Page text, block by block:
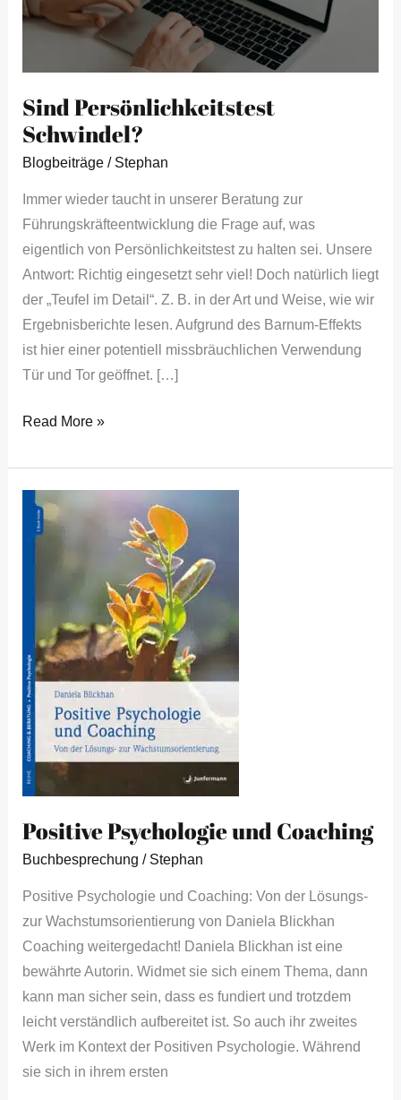
Sind Persönlichkeitstest
Schwindel?
Blogbeiträge/ Stephan
Immer wieder taucht in unserer Beratung zur
Führungskräfteentwicklung die Frage auf, was
eigentlich von Persönlichkeitstest zu halten sei. Unsere
Antwort: Richtig eingesetzt sehr viel! Doch natürlich liegt
der „Teufel im Detail“. Z. B. in der Art und Weise, wie wir
Ergebnisberichte lesen. Aufgrund des Barnum-Effekts
ist hier einer potentiell missbräuchlichen Verwendung
Tür und Tor geöffnet. […]
Read More »
Positive Psychologie und Coaching
Buchbesprechung / Stephan
Positive Psychologie und Coaching: Von der Lösungs-
zur Wachstumsorientierung von Daniela Blickhan
Coaching weitergedacht! Daniela Blickhan ist eine
bewährte Autorin. Widmet sie sich einem Thema, dann
kann man sicher sein, dass es fundiert und trotzdem
leicht verständlich aufbereitet ist. So auch ihr zweites
Werk im Kontext der Positiven Psychologie. Während
sie sich in ihrem ersten
Positive
Psychologie